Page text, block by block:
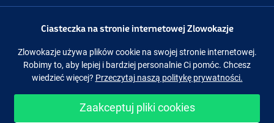
Promocje
Obserwuj nas Facebook Instagram
Ciasteczka na stronie internetowej Zlowokazje
Zlowokazje używa plików cookie na swojej stronie internetowej.
Robimy to, aby lepiej i bardziej personalnie Ci pomóc. Chcesz
wiedzieć więcej? Przeczytaj naszą politykę prywatności.
Zaakceptuj pliki cookies